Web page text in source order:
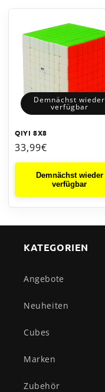
O
Demnächst wieder
verfügbar
QIYI 8X8
Normaler
Preis
33,99€
Demnächst wieder
verfügbar
KATEGORIEN
Angebote
Neuheiten
Cubes
Marken
Zubehör